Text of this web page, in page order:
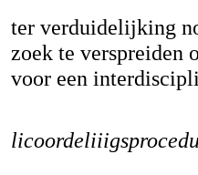
ter verduidelijking
zoek te verspreiden
voor een